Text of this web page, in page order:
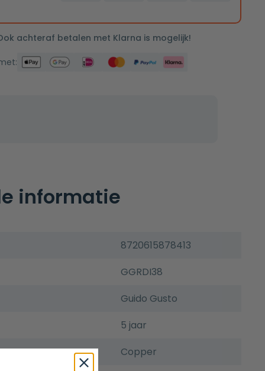
achteraf betalen met Klarna is mogelijk!
informatie
8720615878413
GGRDI38
Guido Gusto
5 jaar
Copper